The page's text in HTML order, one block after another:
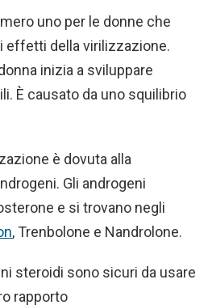
uno per le donne che
effetti della virilizzazione.
inizia a sviluppare
È causato da uno squilibrio
è dovuta alla
Gli androgeni
e si trovano negli
, Trenbolone e Nandrolone.
steroidi sono sicuri da usare
rapporto